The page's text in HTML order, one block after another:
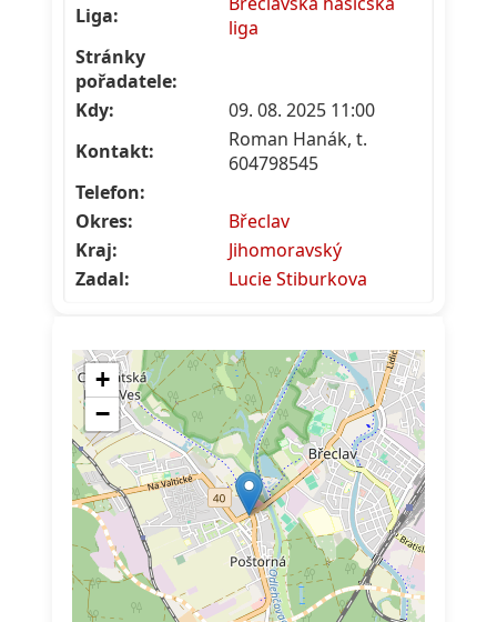
Liga:
liga
Stránky
pořadatele:
Kdy:
09. 08. 2025 11:00
Kontakt:
Roman Hanák, t.
604798545
Telefon:
Okres:
Břeclav
Kraj:
Jihomoravský
Zadal:
Lucie Stiburkova